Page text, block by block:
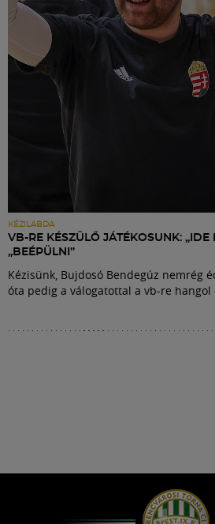
KÉZILABDA
VB-RE KÉSZÜLŐ JÁTÉKOSUNK: „IDE
„BEÉPÜLNI”
Kézisünk, Bujdosó Bendegúz nemrég
óta pedig a válogatottal a vb-re hangol